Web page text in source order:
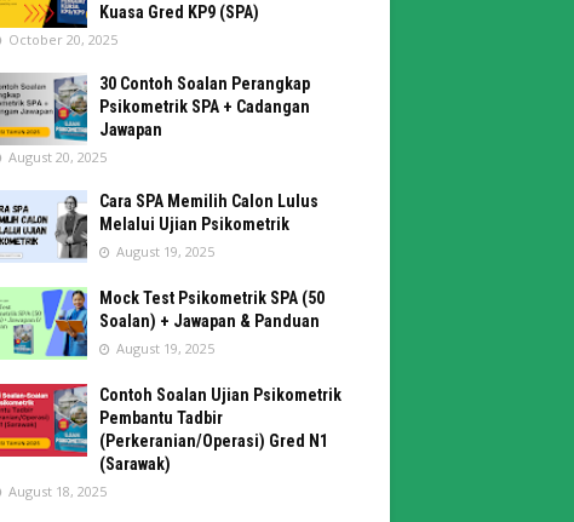
Kuasa Gred KP9 (SPA)
October 20, 2025
30 Contoh Soalan Perangkap
Psikometrik SPA + Cadangan
Jawapan
August 20, 2025
Cara SPA Memilih Calon Lulus
Melalui Ujian Psikometrik
August 19, 2025
Mock Test Psikometrik SPA (50
Soalan) + Jawapan & Panduan
August 19, 2025
Contoh Soalan Ujian Psikometrik
Pembantu Tadbir
(Perkeranian/Operasi) Gred N1
(Sarawak)
August 18, 2025